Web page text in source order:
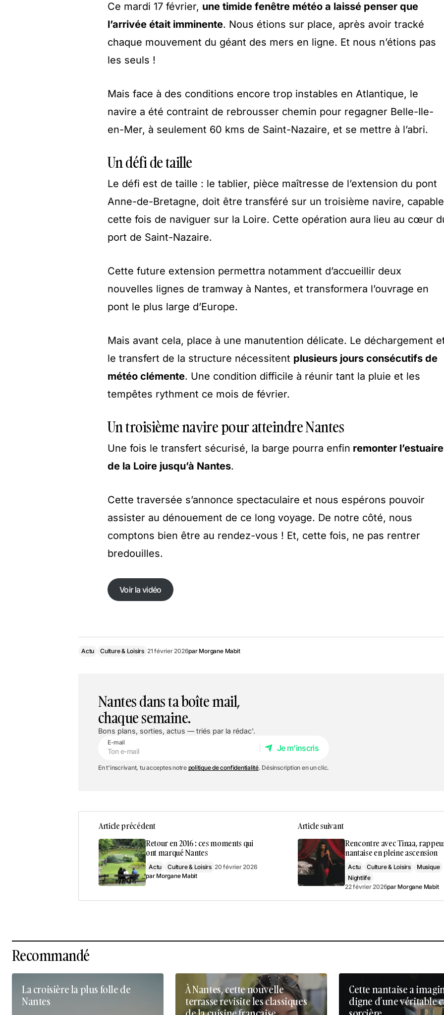
Ce mardi 17 février, une timide fenêtre météo a laissé penser que
l’arrivée était imminente. Nous étions sur place, après avoir tracké
chaque mouvement du géant des mers en ligne. Et nous n’étions pas
les seuls !
Mais face à des conditions encore trop instables en Atlantique, le
navire a été contraint de rebrousser chemin pour regagner Belle-Ile-
en-Mer, à seulement 60 kms de Saint-Nazaire, et se mettre à l’abri.
Un défi de taille
Le défi est de taille : le tablier, pièce maîtresse de l’extension du pont
Anne-de-Bretagne, doit être transféré sur un troisième navire, capable
cette fois de naviguer sur la Loire. Cette opération aura lieu au cœur
port de Saint-Nazaire.
Cette future extension permettra notamment d’accueillir deux
nouvelles lignes de tramway à Nantes, et transformera l’ouvrage en
pont le plus large d’Europe.
Mais avant cela, place à une manutention délicate. Le déchargement
le transfert de la structure nécessitent plusieurs jours consécutifs de
météo clémente. Une condition difficile à réunir tant la pluie et les
tempêtes rythment ce mois de février.
Un troisième navire pour atteindre Nantes
Une fois le transfert sécurisé, la barge pourra enfin remonter l’estuaire
de la Loire jusqu’à Nantes.
Cette traversée s’annonce spectaculaire et nous espérons pouvoir
assister au dénouement de ce long voyage. De notre côté, nous
comptons bien être au rendez-vous ! Et, cette fois, ne pas rentrer
bredouilles.
Voir la vidéo
Voir la vidéo
Actu Culture & Loisirs 21 février 2026par Morgane Mabit
Nantes dans ta boîte mail,
chaque semaine.
Bons plans, sorties, actus — triés par la rédac'.
E-mail
Je m'inscris
En t'inscrivant, tu acceptes notre politique de confidentialité. Désinscription en un clic.
Article précédent
Retour en 2016 : ces moments qui
ont marqué Nantes
Actu Culture & Loisirs 20 février 2026
par Morgane Mabit
Article suivant
Rencontre avec Tinaa,
nantaise en pleine ascension
Actu Culture & Loisirs
Musique
Nightlife
22 février 2026par Morgane Mabit
Recommandé
La croisière la plus folle de
Nantes
À Nantes, cette nouvelle
terrasse revisite les classiques
Cette nantaise a
digne d’une véritable